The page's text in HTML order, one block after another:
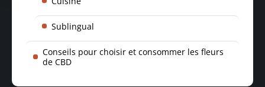
Sublingual
Conseils pour choisir et consommer les fleurs
de CBD